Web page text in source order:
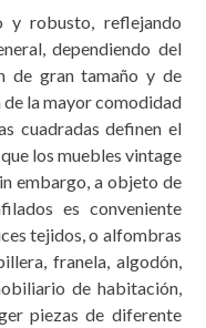
y robusto, reflejando
dependiendo del
de gran tamaño y de
la mayor comodidad
cuadradas definen el
que los muebles vintage
embargo, a objeto de
es conveniente
tejidos, o alfombras
franela, algodón,
de habitación,
piezas de diferente